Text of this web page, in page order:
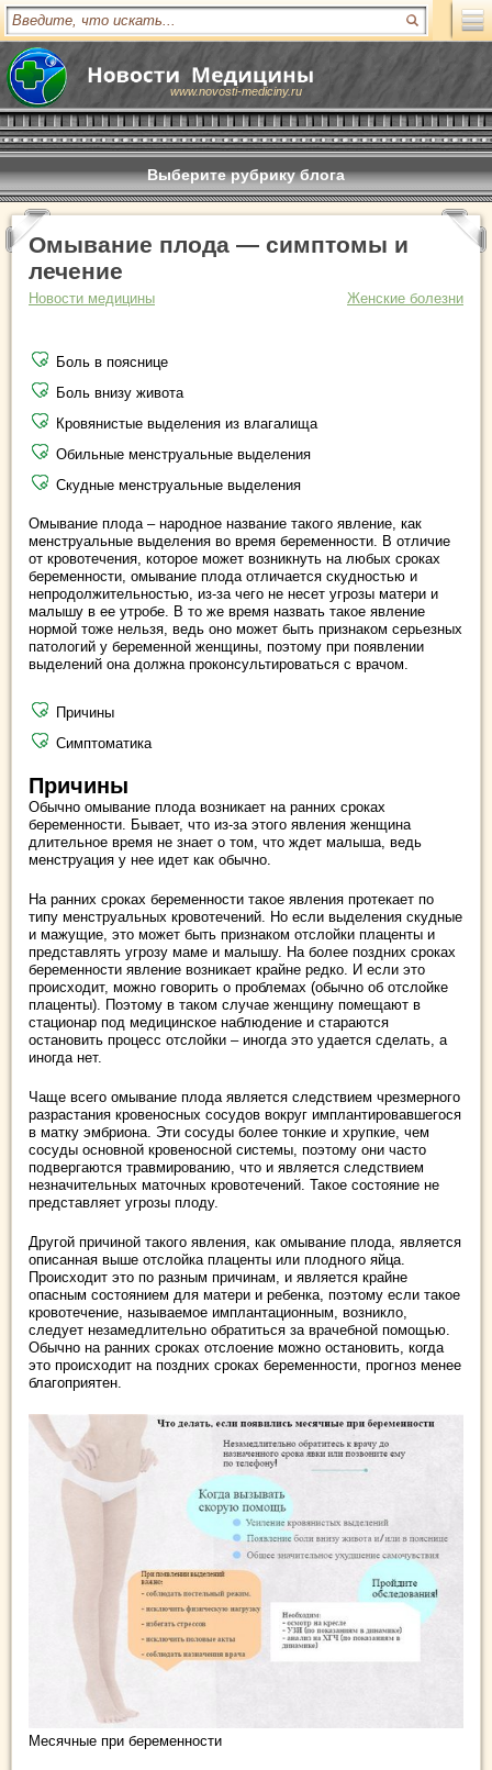
www.novosti-mediciny.ru
Выберите рубрику блога
Омывание плода — симптомы и
лечение
Новости медицины Женские болезни
Боль в пояснице
Боль внизу живота
Кровянистые выделения из влагалища
Обильные менструальные выделения
Скудные менструальные выделения
Омывание плода – народное название такого явление, как
менструальные выделения во время беременности. В отличие
от кровотечения, которое может возникнуть на любых сроках
беременности, омывание плода отличается скудностью и
непродолжительностью, из-за чего не несет угрозы матери и
малышу в ее утробе. В то же время назвать такое явление
нормой тоже нельзя, ведь оно может быть признаком серьезных
патологий у беременной женщины, поэтому при появлении
выделений она должна проконсультироваться с врачом.
Причины
Симптоматика
Причины
Обычно омывание плода возникает на ранних сроках
беременности. Бывает, что из-за этого явления женщина
длительное время не знает о том, что ждет малыша, ведь
менструация у нее идет как обычно.
На ранних сроках беременности такое явления протекает по
типу менструальных кровотечений. Но если выделения скудные
и мажущие, это может быть признаком отслойки плаценты и
представлять угрозу маме и малышу. На более поздних сроках
беременности явление возникает крайне редко. И если это
происходит, можно говорить о проблемах (обычно об отслойке
плаценты). Поэтому в таком случае женщину помещают в
стационар под медицинское наблюдение и стараются
остановить процесс отслойки – иногда это удается сделать, а
иногда нет.
Чаще всего омывание плода является следствием чрезмерного
разрастания кровеносных сосудов вокруг имплантировавшегося
в матку эмбриона. Эти сосуды более тонкие и хрупкие, чем
сосуды основной кровеносной системы, поэтому они часто
подвергаются травмированию, что и является следствием
незначительных маточных кровотечений. Такое состояние не
представляет угрозы плоду.
Другой причиной такого явления, как омывание плода, является
описанная выше отслойка плаценты или плодного яйца.
Происходит это по разным причинам, и является крайне
опасным состоянием для матери и ребенка, поэтому если такое
кровотечение, называемое имплантационным, возникло,
следует незамедлительно обратиться за врачебной помощью.
Обычно на ранних сроках отслоение можно остановить, когда
это происходит на поздних сроках беременности, прогноз менее
благоприятен.
Месячные при беременности